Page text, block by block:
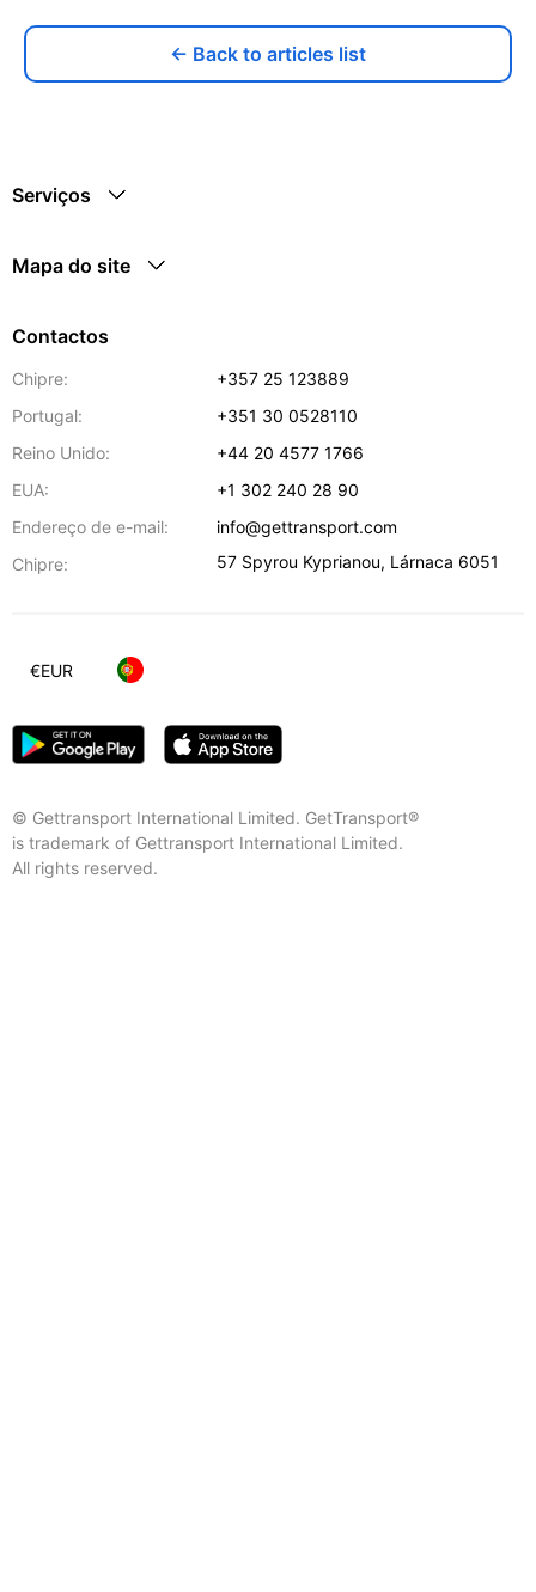
← Back to articles list
Serviços
Mapa do site
Contactos
Chipre:
+357 25 123889
Portugal:
+351 30 0528110
Reino Unido:
+44 20 4577 1766
EUA:
+1 302 240 28 90
Endereço de e-mail:
info@gettransport.com
Chipre:
57 Spyrou Kyprianou, Lárnaca 6051
© Gettransport International Limited. GetTransport®
is trademark of Gettransport International Limited.
All rights reserved.
€EUR